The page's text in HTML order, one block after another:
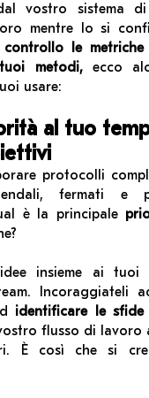
vostro sistema
mentre lo si
controllo le
metodi,ecco
usare:
al tuo
protocolli
fermati e
è la principale
insieme ai tuoi
Incoraggiateli
identificare le sfide
flusso di lavoro
È così che si